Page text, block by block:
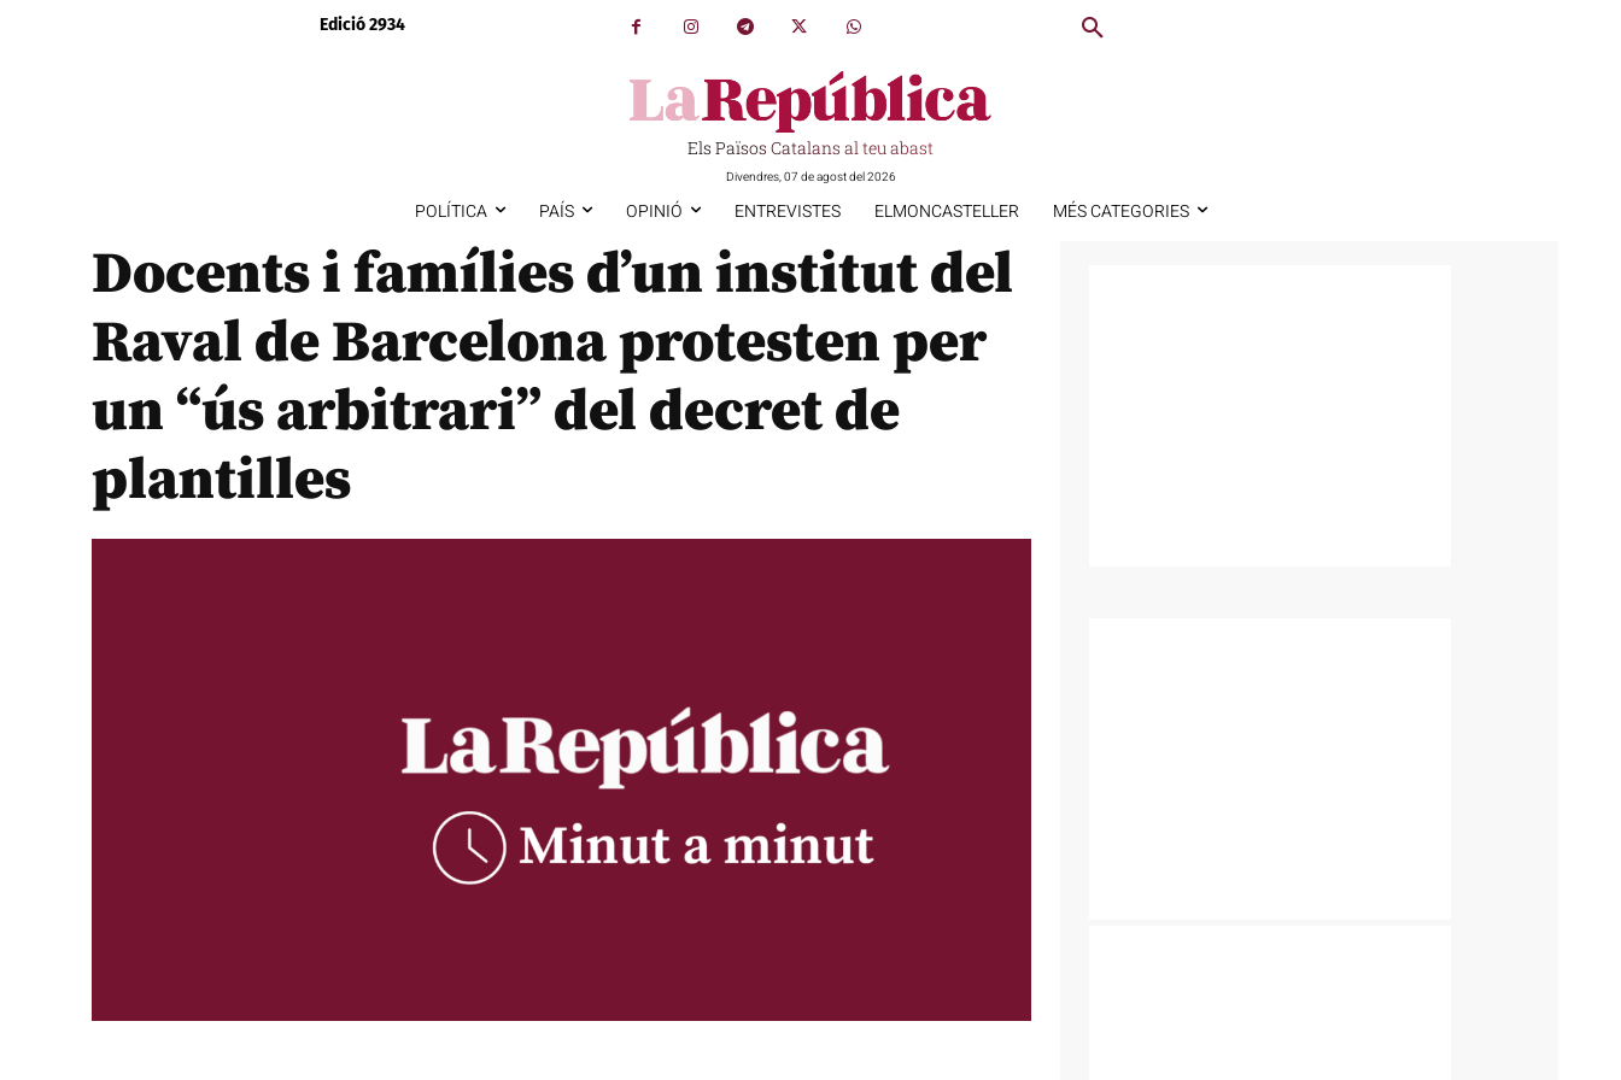
Edició 2934
Els Països Catalans al teu abast
Divendres, 07 de agost del 2026
POLÍTICA PAÍS OPINIÓ ENTREVISTES ELMONCASTELLER MÉS CATEGORIES
Docents i famílies d’un institut del
Raval de Barcelona protesten per
un “ús arbitrari” del decret de
plantilles